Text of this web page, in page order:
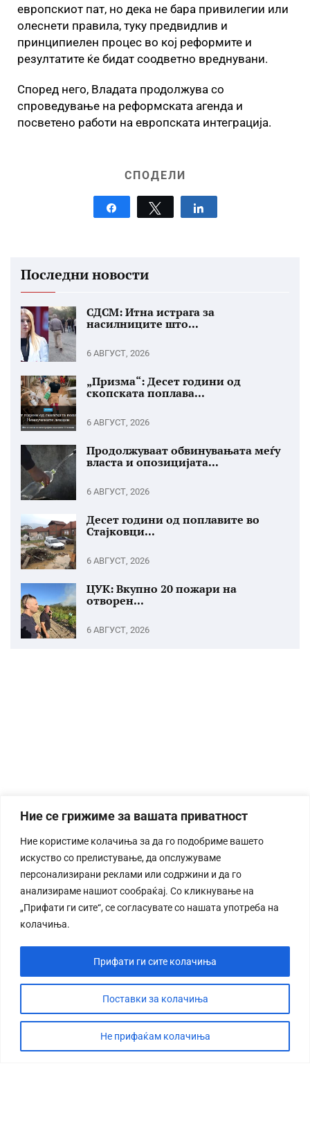
Ние се грижиме за вашата приватност
Ние користиме колачиња за да го подобриме вашето
искуство со прелистување, да опслужуваме
персонализирани реклами или содржини и да го
анализираме нашиот сообраќај. Со кликнување на
„Прифати ги сите“, се согласувате со нашата употреба на
колачиња.
Поставки за колачиња
Не прифаќам колачиња
Прифати ги сите колачиња
европскиот пат, но дека не бара привилегии или
олеснети правила, туку предвидлив и
принципиелен процес во кој реформите и
резултатите ќе бидат соодветно вреднувани.
Според него, Владата продолжува со
спроведување на реформската агенда и
посветено работи на европската интеграција.
СПОДЕЛИ
Tweet
Последни новости
СДСМ: Итна истрага за
насилниците што...
6 АВГУСТ, 2026
„Призма“: Десет години од
скопската поплава...
6 АВГУСТ, 2026
Продолжуваат обвинувањата меѓу
власта и опозицијата...
6 АВГУСТ, 2026
Десет години од поплавите во
Стајковци...
6 АВГУСТ, 2026
ЦУК: Вкупно 20 пожари на
отворен...
6 АВГУСТ, 2026